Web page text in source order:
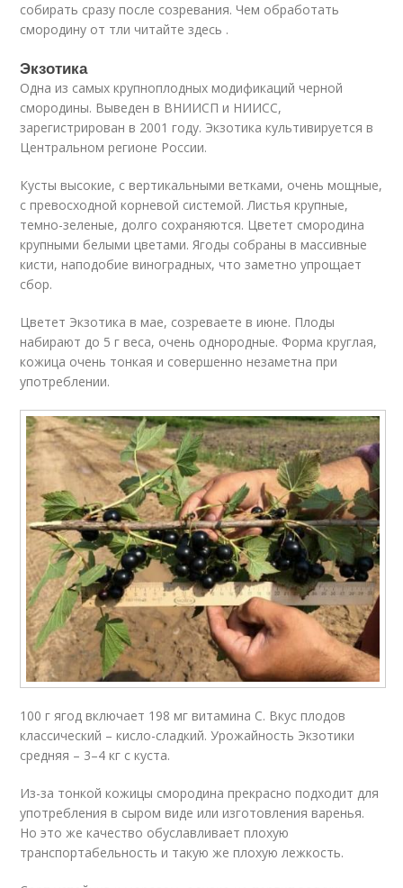
собирать сразу после созревания. Чем обработать
смородину от тли читайте здесь .
Экзотика
Одна из самых крупноплодных модификаций черной
смородины. Выведен в ВНИИСП и НИИСС,
зарегистрирован в 2001 году. Экзотика культивируется в
Центральном регионе России.
Кусты высокие, с вертикальными ветками, очень мощные,
с превосходной корневой системой. Листья крупные,
темно-зеленые, долго сохраняются. Цветет смородина
крупными белыми цветами. Ягоды собраны в массивные
кисти, наподобие виноградных, что заметно упрощает
сбор.
Цветет Экзотика в мае, созреваете в июне. Плоды
набирают до 5 г веса, очень однородные. Форма круглая,
кожица очень тонкая и совершенно незаметна при
употреблении.
100 г ягод включает 198 мг витамина C. Вкус плодов
классический – кисло-сладкий. Урожайность Экзотики
средняя – 3–4 кг с куста.
Из-за тонкой кожицы смородина прекрасно подходит для
употребления в сыром виде или изготовления варенья.
Но это же качество обуславливает плохую
транспортабельность и такую же плохую лежкость.